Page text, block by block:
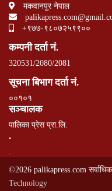
मकवानपुर नेपाल
+९७७-९८०७२५९९००
कम्पनी दर्ता नं.
320531/2080/2081
सूचना बिभाग दर्ता नं.
००१०१
सञ्चालक
पालिका प्रेस प्रा.लि.
.
.
©2026 palikapress.com
Technology